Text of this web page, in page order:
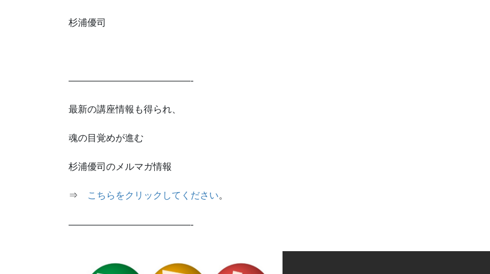
杉浦優司
—————————————-
最新の講座情報も得られ、
魂の目覚めが進む
杉浦優司のメルマガ情報
⇒ こちらをクリックしてください。
—————————————-